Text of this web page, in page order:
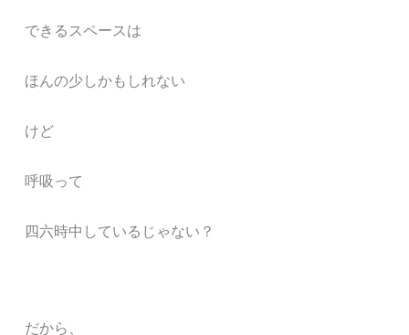
できるスペースは
ほんの少しかもしれない
けど
呼吸って
四六時中しているじゃない？
だから、